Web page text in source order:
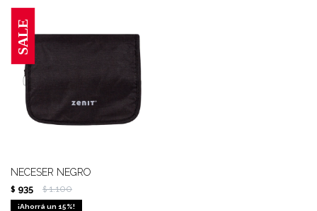
NECESER NEGRO
$ 935 $ 1.100
15